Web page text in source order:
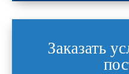
Заказать